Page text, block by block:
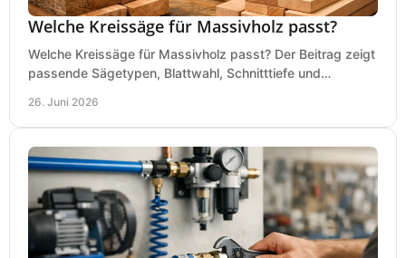
Welche Kreissäge für Massivholz passt?
Welche Kreissäge für Massivholz passt? Der Beitrag zeigt
passende Sägetypen, Blattwahl, Schnitttiefe und
26. Juni 2026